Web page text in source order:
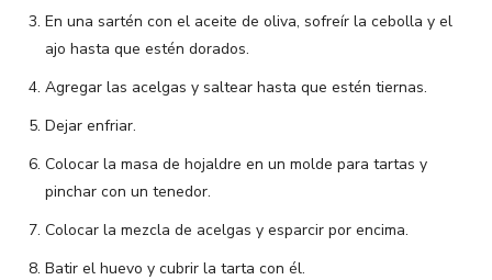
En una sartén con el aceite de oliva, sofreír la cebolla y el
ajo hasta que estén dorados.
Agregar las acelgas y saltear hasta que estén tiernas.
Dejar enfriar.
Colocar la masa de hojaldre en un molde para tartas y
pinchar con un tenedor.
Colocar la mezcla de acelgas y esparcir por encima.
Batir el huevo y cubrir la tarta con él.